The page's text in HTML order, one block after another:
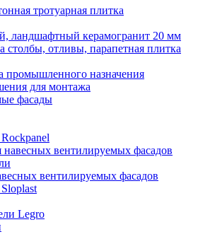
тротуарная плитка
ландшафтный керамогранит 20 мм
столбы, отливы, парапетная плитка
промышленного назначения
для монтажа
фасады
навесных вентилируемых фасадов
вентилируемых фасадов
Legro